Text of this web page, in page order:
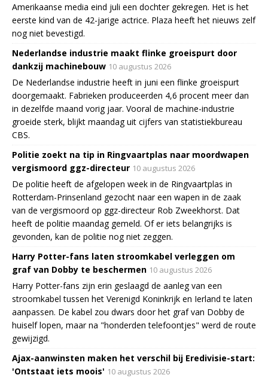
Amerikaanse media eind juli een dochter gekregen. Het is het
eerste kind van de 42-jarige actrice. Plaza heeft het nieuws zelf
nog niet bevestigd.
Nederlandse industrie maakt flinke groeispurt door
dankzij machinebouw 10 augustus 2026
De Nederlandse industrie heeft in juni een flinke groeispurt
doorgemaakt. Fabrieken produceerden 4,6 procent meer dan
in dezelfde maand vorig jaar. Vooral de machine-industrie
groeide sterk, blijkt maandag uit cijfers van statistiekbureau
CBS.
Politie zoekt na tip in Ringvaartplas naar moordwapen
vergismoord ggz-directeur 10 augustus 2026
De politie heeft de afgelopen week in de Ringvaartplas in
Rotterdam-Prinsenland gezocht naar een wapen in de zaak
van de vergismoord op ggz-directeur Rob Zweekhorst. Dat
heeft de politie maandag gemeld. Of er iets belangrijks is
gevonden, kan de politie nog niet zeggen.
Harry Potter-fans laten stroomkabel verleggen om
graf van Dobby te beschermen 10 augustus 2026
Harry Potter-fans zijn erin geslaagd de aanleg van een
stroomkabel tussen het Verenigd Koninkrijk en Ierland te laten
aanpassen. De kabel zou dwars door het graf van Dobby de
huiself lopen, maar na "honderden telefoontjes" werd de route
gewijzigd.
Ajax-aanwinsten maken het verschil bij Eredivisie-start:
'Ontstaat iets moois' 10 augustus 2026